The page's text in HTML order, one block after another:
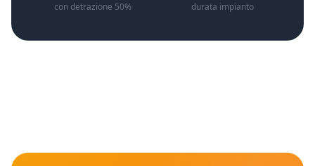
con detrazione 50% durata impianto